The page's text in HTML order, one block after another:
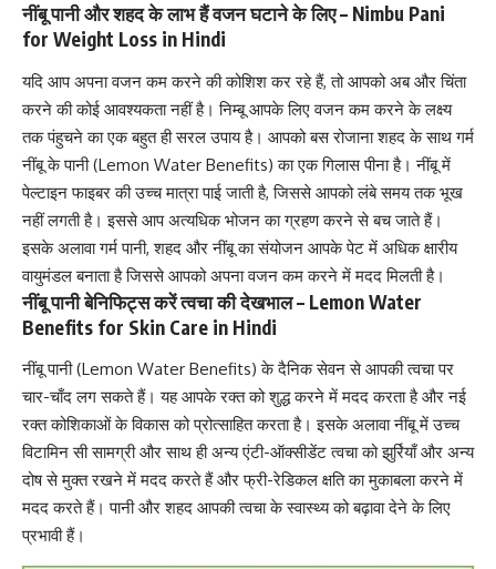
नींबू पानी और शहद के लाभ हैं वजन घटाने के लिए – Nimbu Pani
for Weight Loss in Hindi
यदि आप अपनावजन कम करने की कोशिश कर रहे हैं, तोआपको अब और चिंता
करने की कोई आवश्यकता नहीं है। निम्बू आपके लिए वजन कम करने के लक्ष्य
तक पंहुचने का एक बहुत ही सरल उपाय है। आपको बस रोजाना शहद के साथ गर्म
नींबू के पानी (Lemon Water Benefits) का एक गिलास पीना है। नींबू में
पेल्टाइन फाइबर की उच्च मात्रा पाई जाती है, जिससे आपको लंबे समय तक भूख
नहीं लगती है। इससे आप अत्यधिक भोजन का ग्रहण करने से बच जाते हैं।
इसके अलावा गर्म पानी, शहद और नींबू का संयोजन आपके पेट में अधिक क्षारीय
वायुमंडल बनाता है जिससे आपको अपना वजन कम करने में मदद मिलती है।
नींबू पानी बेनिफिट्स करें त्वचा की देखभाल – Lemon Water
Benefits for Skin Care in Hindi
नींबू पानी (Lemon Water Benefits) के दैनिक सेवन से आपकी त्वचा पर
चार-चाँद लग सकते हैं। यह आपके रक्त को शुद्ध करने में मदद करता है और नई
रक्त कोशिकाओं के विकास को प्रोत्साहित करता है। इसके अलावा नींबू में उच्च
विटामिन सीसामग्री और साथ ही अन्यएंटी-ऑक्सीडेंटत्वचा को झुर्रियाँ और अन्य
दोष से मुक्त रखने में मदद करते हैं और फ्री-रेडिकल क्षति का मुकाबला करने में
मदद करते हैं। पानी और शहद आपकी त्वचा के स्वास्थ्य को बढ़ावा देने के लिए
प्रभावी हैं।